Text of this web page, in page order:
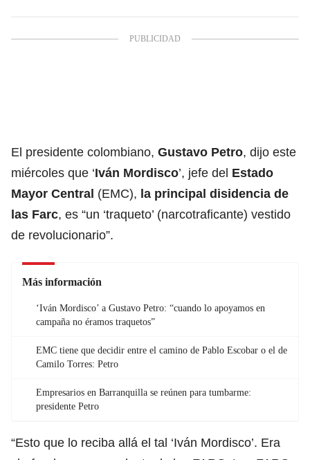
El presidente colombiano, Gustavo Petro, dijo este
miércoles que ‘Iván Mordisco’, jefe del Estado
Mayor Central (EMC), la principal disidencia de
las Farc, es “un ‘traqueto’ (narcotraficante) vestido
de revolucionario”.
Más información
‘Iván Mordisco’ a Gustavo Petro: “cuando lo apoyamos en
campaña no éramos traquetos”
EMC tiene que decidir entre el camino de Pablo Escobar o el de
Camilo Torres: Petro
Empresarios en Barranquilla se reúnen para tumbarme:
presidente Petro
“Esto que lo reciba allá el tal ‘Iván Mordisco’. Era